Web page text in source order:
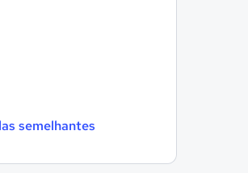
semelhantes